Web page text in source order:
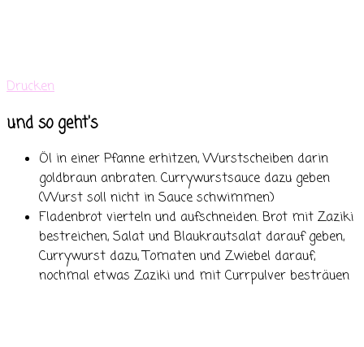
Drucken
und so geht's
Öl in einer Pfanne erhitzen, Wurstscheiben darin
goldbraun anbraten. Currywurstsauce dazu geben
(Wurst soll nicht in Sauce schwimmen)
Fladenbrot vierteln und aufschneiden. Brot mit Zaziki
bestreichen, Salat und Blaukrautsalat darauf geben,
Currywurst dazu, Tomaten und Zwiebel darauf,
nochmal etwas Zaziki und mit Currpulver besträuen